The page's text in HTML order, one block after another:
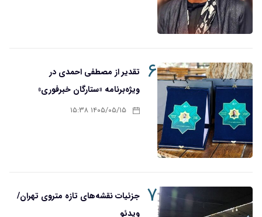
۶
تقدیر از مصطفی احمدی در
ویژه‌برنامه «ستارگان خبرفوری»
۱۴۰۵/۰۵/۱۵ ۱۵:۳۸
۷ جزئیات نقشه‌های تازه متروی تهران/
ویدئو